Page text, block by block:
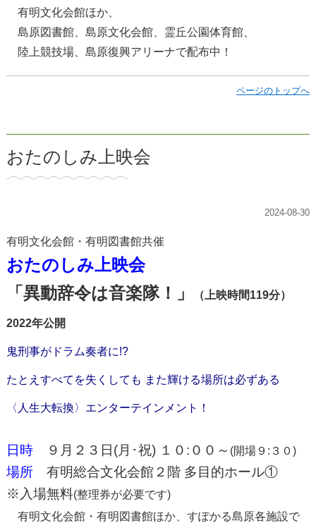
有明文化会館ほか、
島原図書館、島原文化会館、 霊丘公園体育館、
陸上競技場、島原復興アリーナで配布中！
ページのトップへ
おたのしみ上映会
2024-08-30
有明文化会館・有明図書館共催
おたのしみ上映会
「異動辞令は音楽隊！」
（上映時間119分）
2022年公開
鬼刑事がドラム奏者に!?
たとえすべてを失くしても また輝ける場所は必ずある
〈人生大転換〉エンターテインメント！
日時９月２３日(月･祝) １０:００～ (開場９:３０)
場所有明総合文化会館２階 多目的ホール①
※入場無料(整理券が必要です)
有明文化会館・有明図書館ほか、すぽかる島原各施設で